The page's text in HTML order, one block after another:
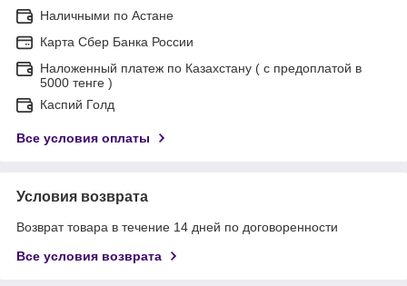
Наличными по Астане
Карта Сбер Банка России
Наложенный платеж по Казахстану ( с предоплатой в
5000 тенге )
Каспий Голд
Все условия оплаты
Условия возврата
Возврат товара в течение 14 дней по договоренности
Все условия возврата